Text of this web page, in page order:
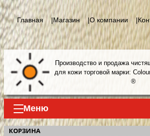
Главная |Магазин |О компании |
Производство и продажа
для кожи торговой марки:
®
Меню
КОРЗИНА